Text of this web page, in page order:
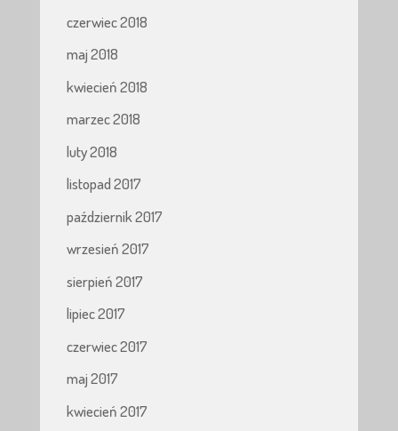
czerwiec 2018
maj 2018
kwiecień 2018
marzec 2018
luty 2018
listopad 2017
październik 2017
wrzesień 2017
sierpień 2017
lipiec 2017
czerwiec 2017
maj 2017
kwiecień 2017